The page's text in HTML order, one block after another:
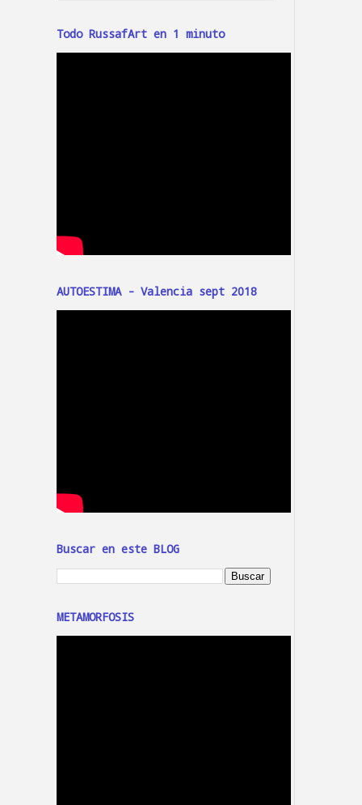
Todo RussafArt en 1 minuto
AUTOESTIMA - Valencia sept 2018
Buscar en este BLOG
METAMORFOSIS